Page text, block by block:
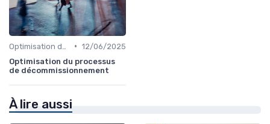
• 12/06/2025
Optimisation du processus
de décommissionnement
À lire aussi